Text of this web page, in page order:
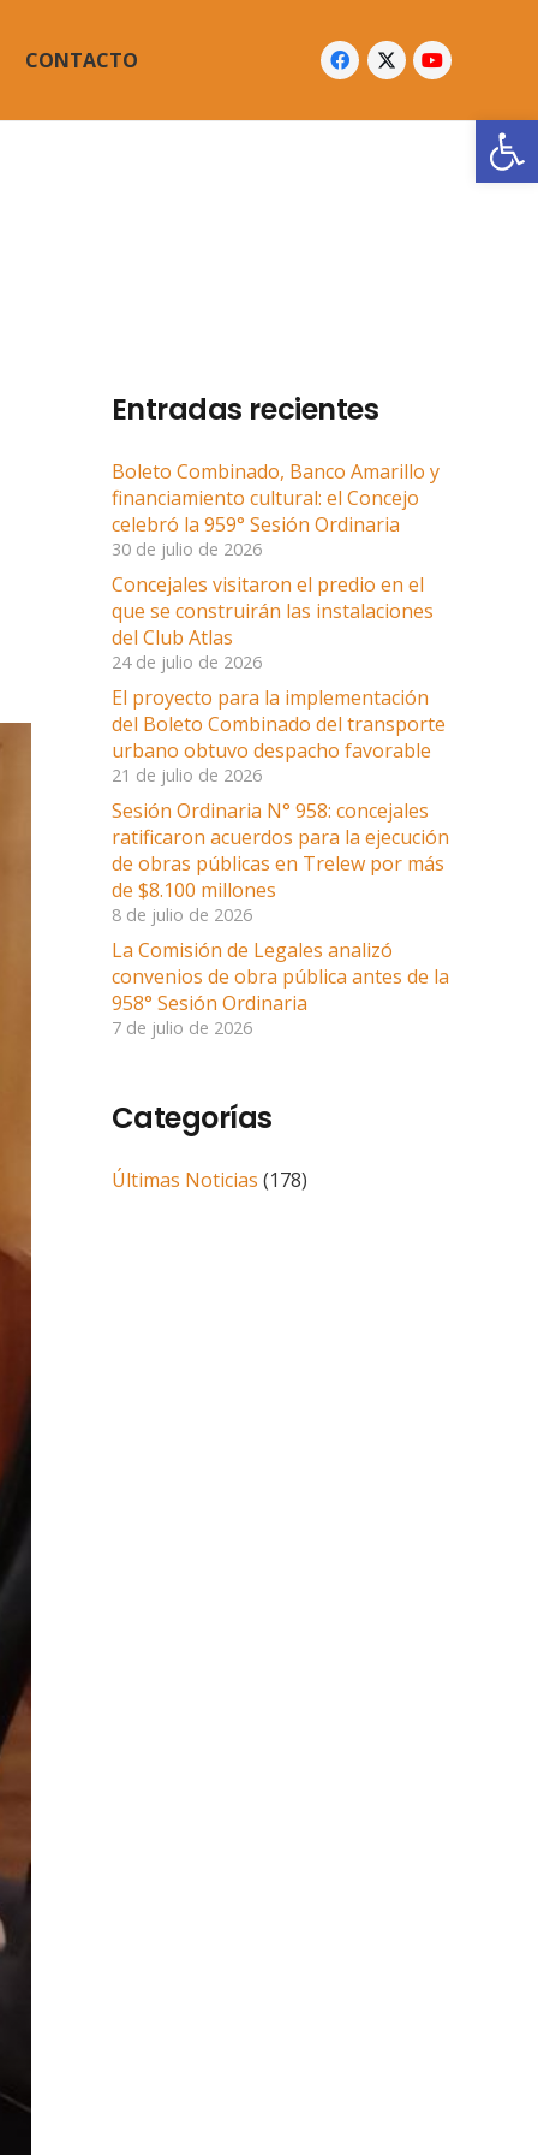
CONTACTO
Entradas recientes
Boleto Combinado, Banco Amarillo y
financiamiento cultural: el Concejo
celebró la 959° Sesión Ordinaria
30 de julio de 2026
Concejales visitaron el predio en el
que se construirán las instalaciones
del Club Atlas
24 de julio de 2026
El proyecto para la implementación
del Boleto Combinado del transporte
urbano obtuvo despacho favorable
21 de julio de 2026
Sesión Ordinaria N° 958: concejales
ratificaron acuerdos para la ejecución
de obras públicas en Trelew por más
de $8.100 millones
8 de julio de 2026
La Comisión de Legales analizó
convenios de obra pública antes de la
958° Sesión Ordinaria
7 de julio de 2026
Categorías
Últimas Noticias (178)